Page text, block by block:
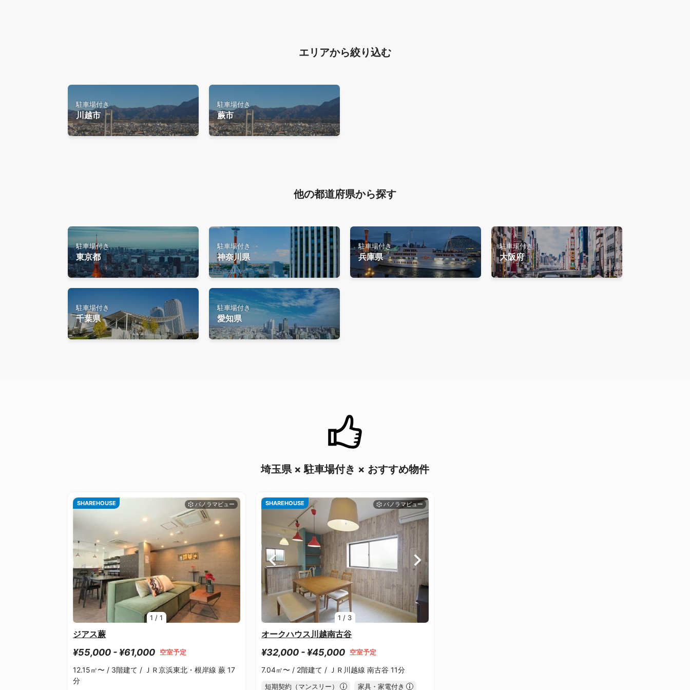
エリアから絞り込む
駐車場付き
川越市
駐車場付き
蕨市
他の都道府県から探す
駐車場付き
東京都
駐車場付き
神奈川県
駐車場付き
兵庫県
駐車場付き
大阪府
駐車場付き
千葉県
駐車場付き
愛知県
埼玉県 × 駐車場付き × おすすめ物件
1 /1
SHAREHOUSE
ジアス蕨
¥55,000 - ¥61,000 空室予定
12.15㎡〜 / 3階建て /
ＪＲ京浜東北・根岸線 蕨 17
分
1 / 3
SHAREHOUSE
オークハウス川越南古谷
¥32,000 - ¥45,000 空室予定
7.04㎡〜 / 2階建て / ＪＲ川越線 南古谷 11分
短期契約（マンスリー） 家具・家電付き